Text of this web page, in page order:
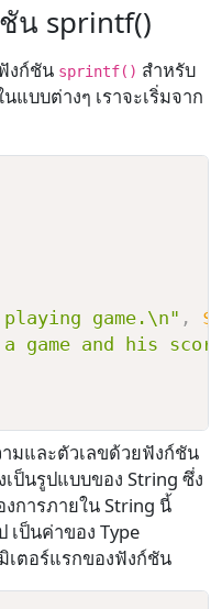
น sprintf()
งก์ชัน sprintf() สำหรับ
แบบต่างๆ เราจะเริ่มจาก
game.\n" ,
a game and his
มและตัวเลขด้วยฟังก์ชัน
ป็นรูปแบบของ String ซึ่ง
การภายใน String นี้
เป็นค่าของ Type
เตอร์แรกของฟังก์ชัน